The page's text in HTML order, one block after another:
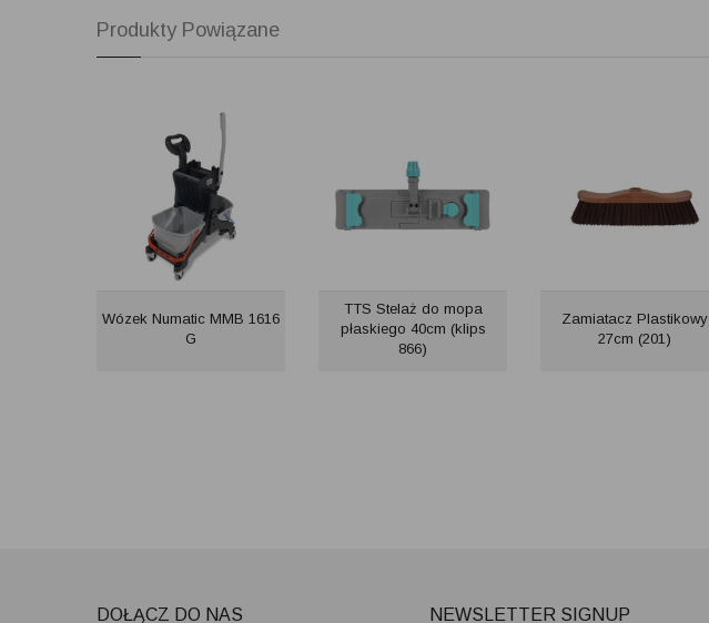
Produkty Powiązane
Wózek Numatic MMB 1616
G
TTS Stelaż do mopa
płaskiego 40cm (klips
866)
Zamiatacz Plastikowy
27cm (201)
DOŁĄCZ DO NAS NEWSLETTER SIGNUP